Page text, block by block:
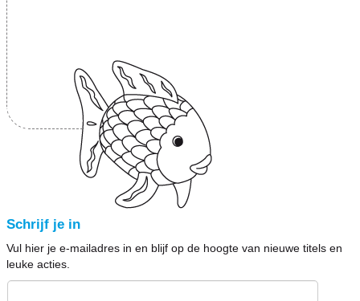
Schrijf je in
Vul hier je e-mailadres in en blijf op de hoogte van nieuwe titels en
leuke acties.